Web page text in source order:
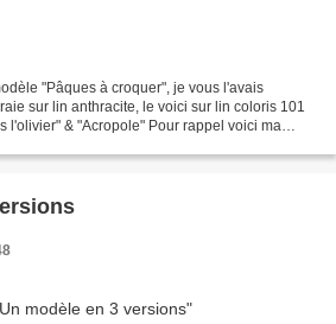
"Pâques à croquer", je vous l'avais
sur lin anthracite, le voici sur lin coloris 101
l'olivier" & "Acropole" Pour rappel voici ma